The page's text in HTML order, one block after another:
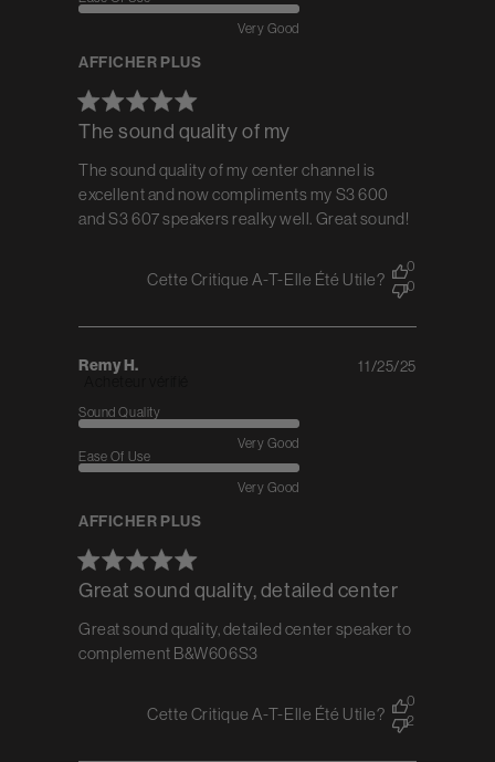
The sound quality of my
The sound quality of my center channel is
excellent and now compliments my S3 600
and S3 607 speakers realky well. Great sound!
Very Good
AFFICHER PLUS
Cette Critique A-T-Elle Été Utile?
0
0
Remy H.
Great sound quality, detailed center
Great sound quality, detailed center speaker to
complement B&W606S3
Sound Quality
Very Good
Ease Of Use
Very Good
AFFICHER PLUS
Published
11/25/25
Cette Critique A-T-Elle Été Utile?
0
2